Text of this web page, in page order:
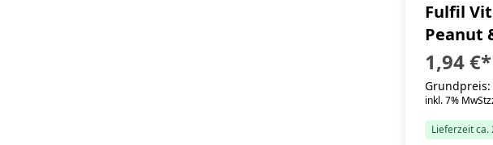
Fulfil
Peanut
1,94 €*
Grundpreis:
inkl. 7% MwSt
Lieferzeit ca.